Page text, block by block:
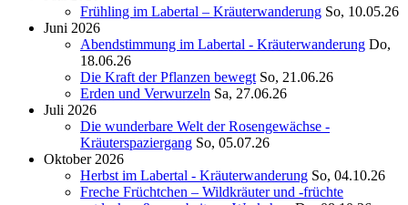
Frühling im Labertal – Kräuterwanderung So, 10.05.26
Juni 2026
Abendstimmung im Labertal - Kräuterwanderung Do,
18.06.26
Die Kraft der Pflanzen bewegt So, 21.06.26
Erden und Verwurzeln Sa, 27.06.26
Juli 2026
Die wunderbare Welt der Rosengewächse -
Kräuterspaziergang So, 05.07.26
Oktober 2026
Herbst im Labertal - Kräuterwanderung So, 04.10.26
Freche Früchtchen – Wildkräuter und -früchte